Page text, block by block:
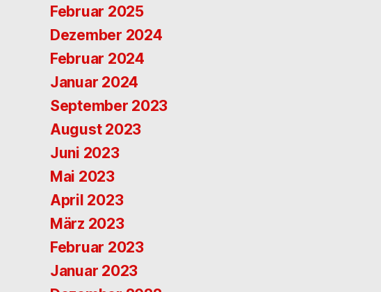
Februar 2025
Dezember 2024
Februar 2024
Januar 2024
September 2023
August 2023
Juni 2023
Mai 2023
April 2023
März 2023
Februar 2023
Januar 2023